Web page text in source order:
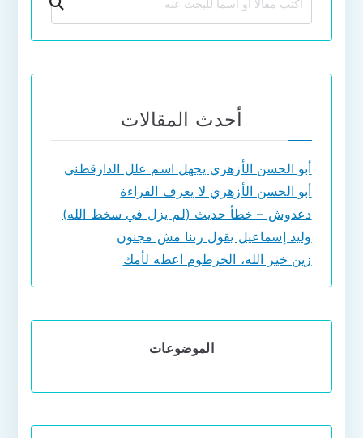
بحث
أحدث المقالات
أبو الحسن الأزهري يجهل اسم علل الدارقطني
أبو الحسن الأزهري لا يعرف القراءة
دعدوش – خطأ حديث (لم يزل في سخط الله)
وليد إسماعيل يقول ربنا مش مجنون
زين خير الله، الخرطوم اعطه لأمك
الموضوعات